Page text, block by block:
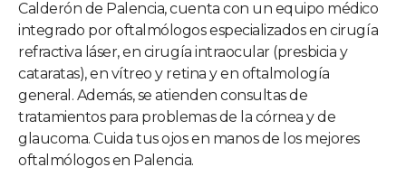
Calderón de Palencia, cuenta con un equipo médico
integrado por oftalmólogos especializados en cirugía
refractiva láser, en cirugía intraocular (presbicia y
cataratas), en vítreo y retina y en oftalmología
general. Además, se atienden consultas de
tratamientos para problemas de la córnea y de
glaucoma. Cuida tus ojos en manos de los mejores
oftalmólogos en Palencia.